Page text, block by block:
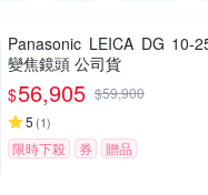
Panasonic LEICA DG 10-
變焦鏡頭 公司貨
$56,905 $59,900
5 (1)
限時下殺 券 贈品